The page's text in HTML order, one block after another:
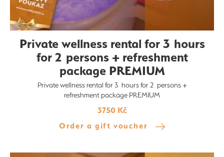
Private wellness rental for 3 hours
for 2 persons + refreshment
package PREMIUM
Private wellness rental for 3 hours for 2 persons +
refreshment package PREMIUM
3750 Kč
Order a gift voucher